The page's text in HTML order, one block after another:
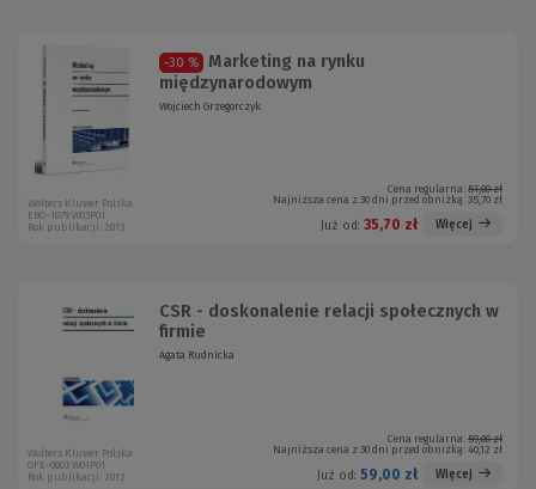
-30 %
Marketing na rynku
międzynarodowym
Wojciech Grzegorczyk
Cena regularna: 51,00 zł
Najniższa cena z 30 dni przed obniżką: 35,70 zł
Już od: 35,70 zł Więcej
Wolters Kluwer Polska
EBO-1079 W03P01
Rok publikacji: 2013
CSR - doskonalenie relacji społecznych w
firmie
Agata Rudnicka
Cena regularna: 59,00 zł
Najniższa cena z 30 dni przed obniżką: 40,12 zł
Już od: 59,00 zł Więcej
Wolters Kluwer Polska
OFE-0803 W01P01
Rok publikacji: 2012